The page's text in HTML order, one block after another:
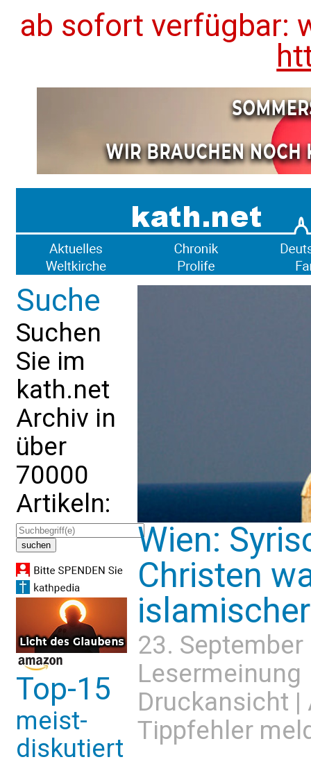
ab sofort verfügbar:
Suche
Suchen
Sie im
kath.net
Archiv in
über
70000
Artikeln:
Top-15
meist-
diskutiert
Wien:
Christen
23.
Lesermeinung
Druckansicht |
Tippfehler